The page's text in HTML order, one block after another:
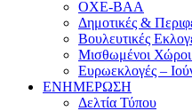
ΟΧΕ-ΒΑΑ
Δημοτικές &
Βουλευτικές
Μισθωμένοι
Ευρωεκλογές –
ΕΝΗΜΕΡΩΣΗ
Δελτία Τύπου